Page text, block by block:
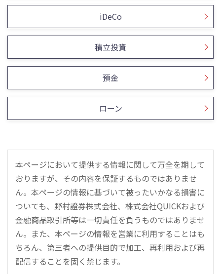
iDeCo
積立投資
預金
ローン
本ページにおいて提供する情報に関して万全を期して
おりますが、その内容を保証するものではありませ
ん。本ページの情報に基づいて被ったいかなる損害に
ついても、野村證券株式会社、株式会社QUICKおよび
金融商品取引所等は一切責任を負うものではありませ
ん。また、本ページの情報を営業に利用することはも
ちろん、第三者への提供目的で加工、再利用および再
配信することを固く禁じます。